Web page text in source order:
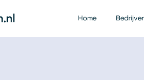
Home